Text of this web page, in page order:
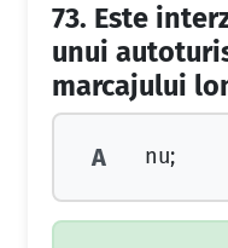
73. Este
unui
marcajului
A nu;